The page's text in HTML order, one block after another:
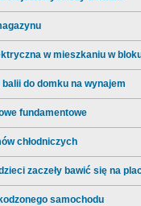
w mieszkaniu w
do domku na wynajem
fundamentowe
chłodniczych
zaczeły bawić się na
samochodu